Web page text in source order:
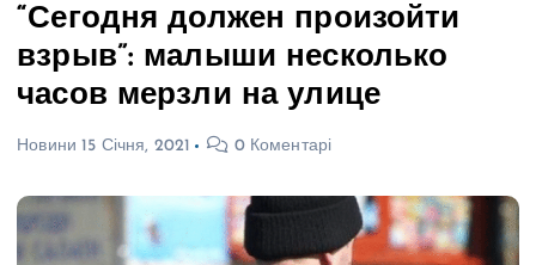
“Сегодня должен произойти
взрыв”: малыши несколько
часов мерзли на улице
Новини 15 Січня, 2021 0 Коментарі